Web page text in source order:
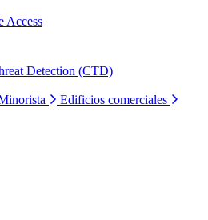
Access
Detection (CTD)
Edificios comerciales